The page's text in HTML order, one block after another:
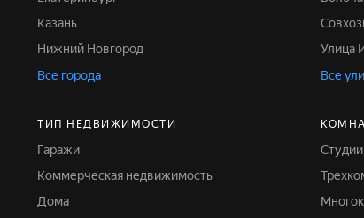
Казань
Нижний Новгород
Все города
Улица
Все
ТИП НЕДВИЖИМОСТИ
Гаражи
Коммерческая недвижимость
Дома
Студии